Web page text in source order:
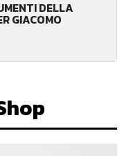
DELLA
GIACOMO